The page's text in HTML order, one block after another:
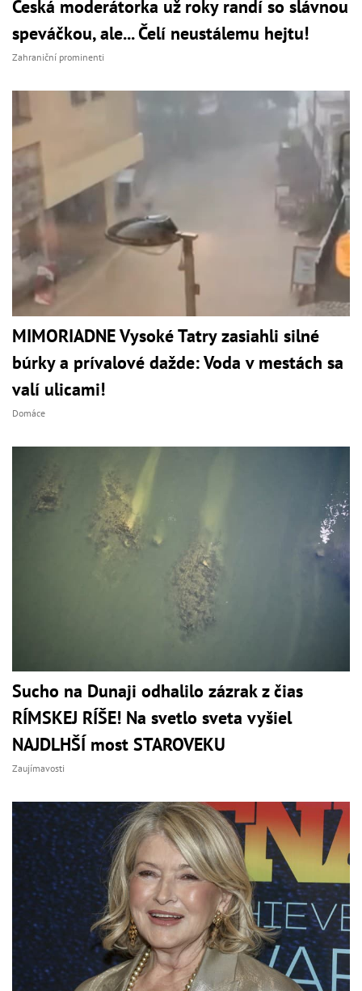
Česká moderátorka už roky randí so slávnou
speváčkou, ale... Čelí neustálemu hejtu!
Zahraniční prominenti
MIMORIADNE Vysoké Tatry zasiahli silné
búrky a prívalové dažde: Voda v mestách sa
valí ulicami!
Domáce
Sucho na Dunaji odhalilo zázrak z čias
RÍMSKEJ RÍŠE! Na svetlo sveta vyšiel
NAJDLHŠÍ most STAROVEKU
Zaujímavosti